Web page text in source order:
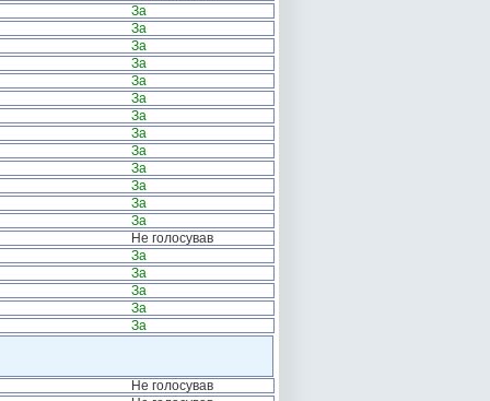
За
За
За
За
За
За
За
За
За
За
За
За
За
Не голосував
За
За
За
За
За
Не голосував